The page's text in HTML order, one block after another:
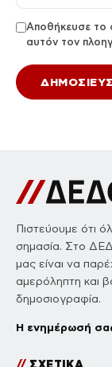
Αποθήκευσε το
αυτόν τον
Πιστεύουμε ότι
σημασία. Στο
μας είναι να
αμερόληπτη και
δημοσιογραφία.
Η ενημέρωσή